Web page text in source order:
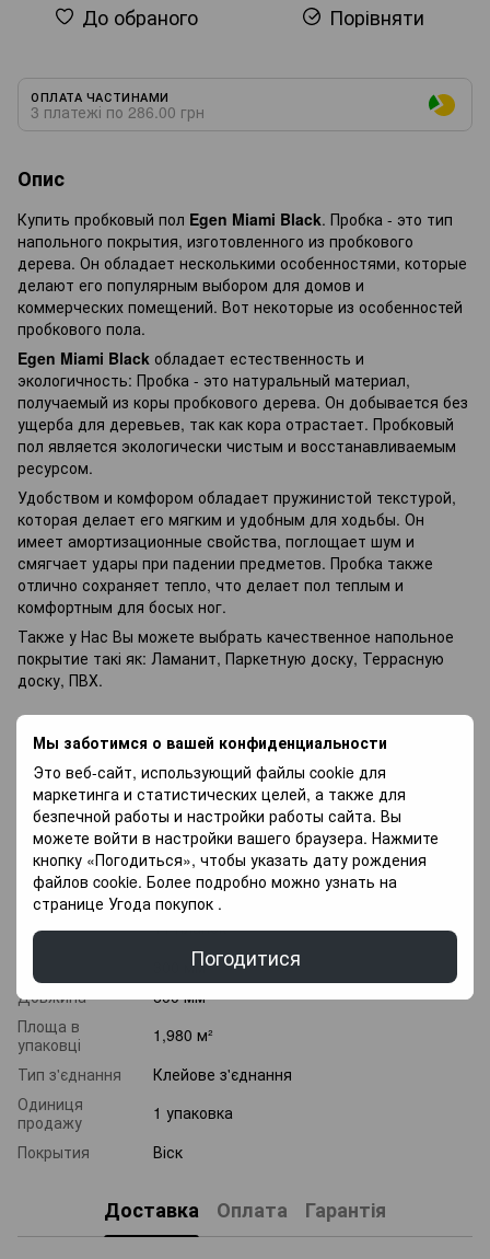
Мы заботимся о вашей конфиденциальности
Это веб-сайт, использующий файлы cookie для
маркетинга и статистических целей, а также для
безпечной работы и настройки работы сайта. Вы
можете войти в настройки вашего браузера. Нажмите
кнопку «Погодиться», чтобы указать дату рождения
файлов cookie. Более подробно можно узнать на
странице Угода покупок .
Погодитися
До обраного Порівняти
ОПЛАТА ЧАСТИНАМИ
3 платежі по 286.00 грн
Опис
Купить пробковый пол Egen Miami Black. Пробка - это тип
напольного покрытия, изготовленного из пробкового
дерева. Он обладает несколькими особенностями, которые
делают его популярным выбором для домов и
коммерческих помещений. Вот некоторые из особенностей
пробкового пола.
Egen Miami Black обладает естественность и
экологичность: Пробка - это натуральный материал,
получаемый из коры пробкового дерева. Он добывается без
ущерба для деревьев, так как кора отрастает. Пробковый
пол является экологически чистым и восстанавливаемым
ресурсом.
Удобством и комфором обладает пружинистой текстурой,
которая делает его мягким и удобным для ходьбы. Он
имеет амортизационные свойства, поглощает шум и
смягчает удары при падении предметов. Пробка также
отлично сохраняет тепло, что делает пол теплым и
комфортным для босых ног.
Также у Нас Вы можете выбрать качественное напольное
покрытие такі як: Ламанит, Паркетную доску, Террасную
доску, ПВХ.
Характеристики
Бренд
Egen
Країна
виробник
Польща
Фаска
Без фаски
Товщина
3 мм
Планок в
упаковці, шт.
11 планок
300 мм
Довжина
600 мм
Площа в
упаковці
1,980 м²
Тип з'єднання
Клейове з'єднання
Одиниця
продажу
1 упаковка
Покрытия
Віск
Доставка Оплата Гарантія